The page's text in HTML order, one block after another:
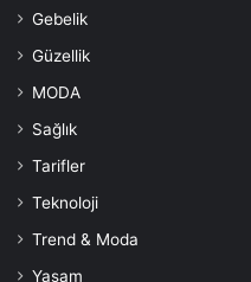
Gebelik
Güzellik
MODA
Sağlık
Tarifler
Teknoloji
Trend & Moda
Yaşam